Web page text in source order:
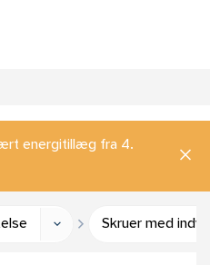
energitillæg fra 4.
Skruer med